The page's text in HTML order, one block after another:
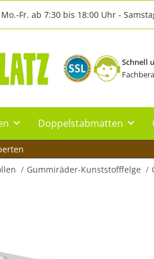
Mo.-Fr. ab 7:30 bis 18:00 Uhr -
Schnell
Doppelstabmatten
Gummiräder-Kunststofffelge